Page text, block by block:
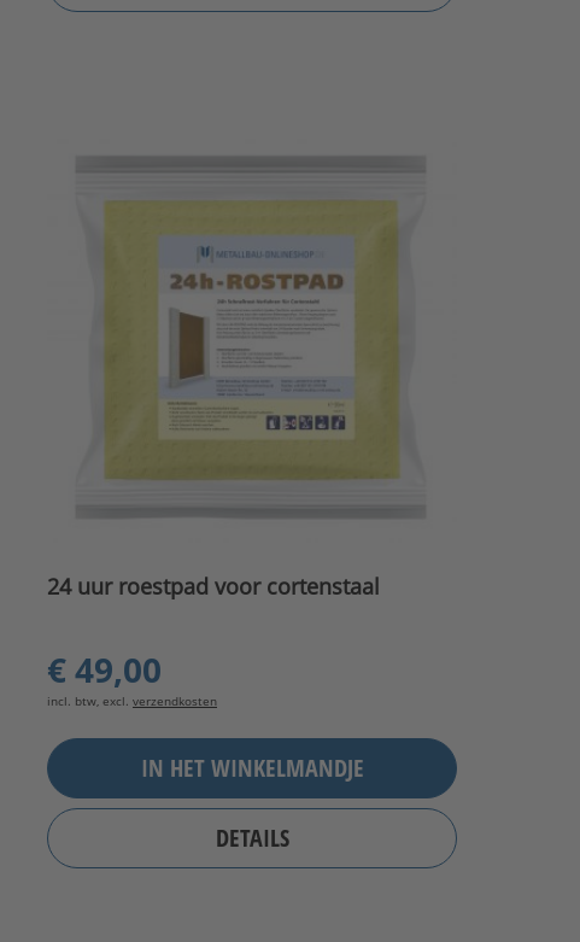
24 uur roestpad voor cortenstaal
€ 49,00
incl. btw, excl. verzendkosten
IN HET WINKELMANDJE
DETAILS